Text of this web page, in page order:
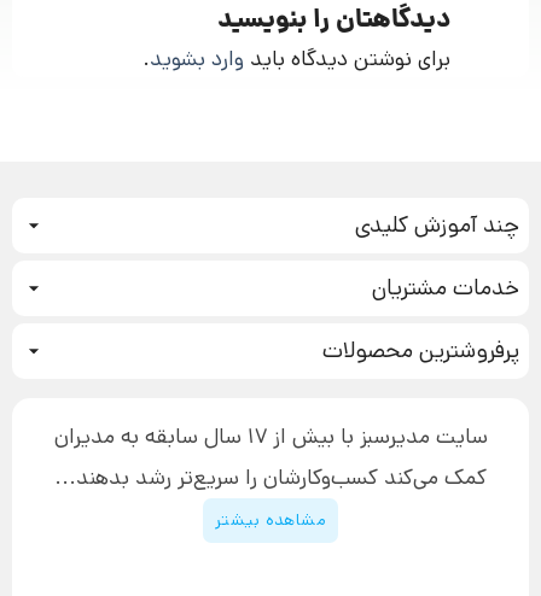
دیدگاهتان را بنویسید
برای نوشتن دیدگاه باید وارد بشوید.
چند آموزش کلیدی
بازاریابی عصبی
تبلیغ نویسی
افزایش عملکرد
چگونه کتاب بنویسیم
دوره اینستاگرام
خدمات مشتریان
آموزش دسترسی به دانلود فایل‌ها
پیگیری سفارش
پشتیبانی
قوانین و مقررات سایت
پرفروشترین محصولاتدوره جدید سیستم سازی
سایت مدیرسبز با بیش از 17 سال سابقه به مدیران
کمک می‌کند کسب‌و‌کارشان را سریع‌تر رشد بدهند...
مشاهده بیشتر